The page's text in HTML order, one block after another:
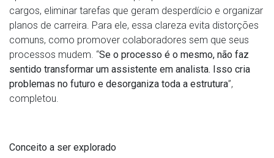
cargos, eliminar tarefas que geram desperdício e organizar
planos de carreira. Para ele, essa clareza evita distorções
comuns, como promover colaboradores sem que seus
processos mudem. “Se o processo é o mesmo, não faz
sentido transformar um assistente em analista. Isso cria
problemas no futuro e desorganiza toda a estrutura”,
completou.
Conceito a ser explorado